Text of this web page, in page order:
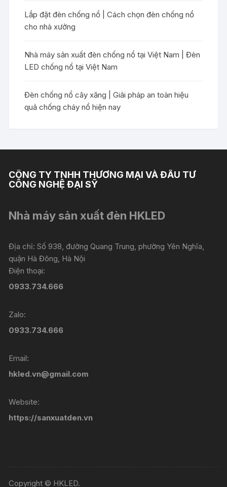
Lắp đặt đèn chống nổ | Cách chọn đèn chống nổ
cho nhà xưởng
Nhà máy sản xuất đèn chống nổ tại Việt Nam | Đèn
LED chống nổ tại Việt Nam
Đèn chống nổ cây xăng | Giải pháp an toàn hiệu
quả chống cháy nổ hiện nay
CÔNG TY TNHH THƯƠNG MẠI VÀ ĐẦU TƯ
CÔNG NGHỆ ĐẠI SỸ
Nhà máy sản xuất đèn HKLED
Địa chỉ: Số 938, đường Quang Trung, phường Yên Nghĩa,
quận Hà Đông, Hà Nội
Điện thoại:
0933.734.666
Zalo:
0933.734.666
Email:
hkled.vn@gmail.com
Website:
https://sanxuatden.vn
Copyright © HKLED.